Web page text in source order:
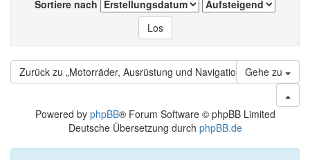
Sortiere nach
Zurück zu „Motorräder, Ausrüstung und Navigation“ Gehe zu
Powered by phpBB® Forum Software © phpBB Limited
Deutsche Übersetzung durch phpBB.de